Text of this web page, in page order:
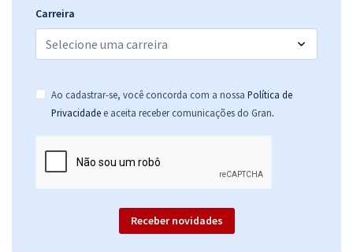
Carreira
Ao cadastrar-se, você concorda com a nossa Política de
Privacidade e aceita receber comunicações do Gran.
Receber novidades